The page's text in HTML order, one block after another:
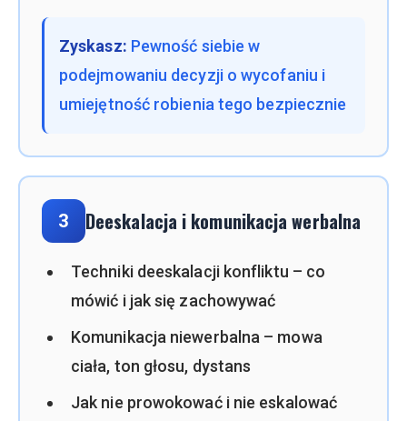
Zyskasz: Pewność siebie w
podejmowaniu decyzji o wycofaniu i
umiejętność robienia tego bezpiecznie
3 Deeskalacja i komunikacja werbalna
Techniki deeskalacji konfliktu – co
mówić i jak się zachowywać
Komunikacja niewerbalna – mowa
ciała, ton głosu, dystans
Jak nie prowokować i nie eskalować